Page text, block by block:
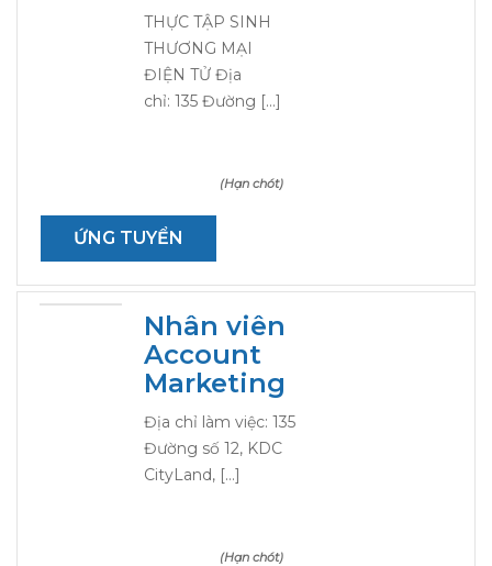
THỰC TẬP SINH
THƯƠNG MẠI
ĐIỆN TỬ Địa
chỉ: 135 Đường […]
(Hạn chót)
ỨNG TUYỂN
Nhân viên
Account
Marketing
Địa chỉ làm việc: 135
Đường số 12, KDC
CityLand, […]
(Hạn chót)